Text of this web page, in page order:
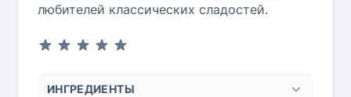
любителей классических сладостей.
ИНГРЕДИЕНТЫ